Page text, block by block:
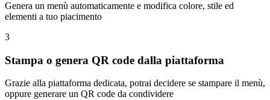
Genera un menù automaticamente e modifica colore, stile ed
elementi a tuo piacimento
3
Stampa o genera QR code dalla piattaforma
Grazie alla piattaforma dedicata, potrai decidere se stampare il menù,
oppure generare un QR code da condividere